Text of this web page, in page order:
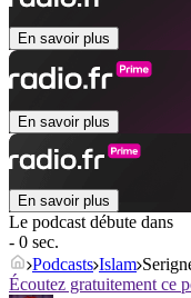
En savoir plus
En savoir plus
En savoir plus
Le podcast débute dans
- 0 sec.
Podcasts Islam
Écoutez gratuitement ce